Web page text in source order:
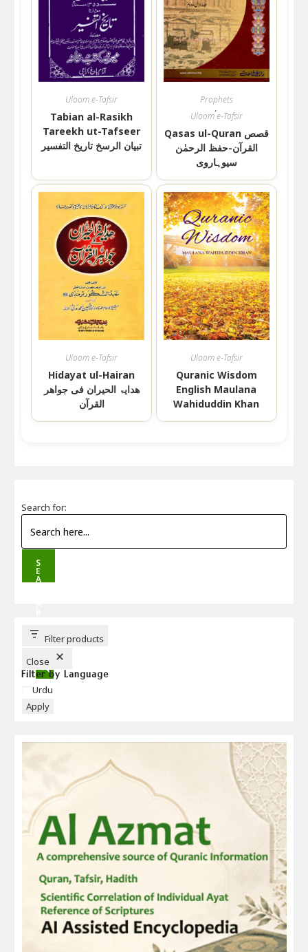
Uloom e-Tafsir
Tabian al-Rasikh
Tareekh ut-Tafseer
تبیان الرسخ تاریخ التفسیر
Prophets
,
Uloom e-Tafsir
Qasas ul-Quran قصص
القرآن-حفظ الرحمٰن
سیوہاروی
Uloom e-Tafsir
Hidayat ul-Hairan
ھدایۃ الحیران فی جواھر
القرآن
Uloom e-Tafsir
Quranic Wisdom
English Maulana
Wahiduddin Khan
Search for:
S
E
A
T
T
Filter products
Close
Filter by Language
Language
Urdu
Apply